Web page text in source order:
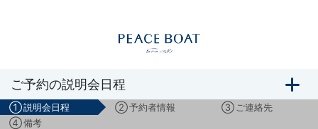
船旅説明会のご予約
ご予約の説明会日程
①説明会日程 ②予約者情報 ③ ご連絡先
④備考